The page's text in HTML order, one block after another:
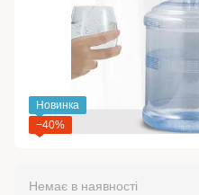
Новинка
−40%
Немає в наявності